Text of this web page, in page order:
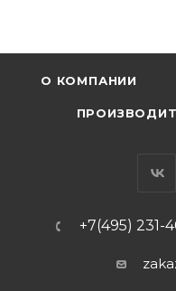
О КОМПАНИИ
+7(495) 231-